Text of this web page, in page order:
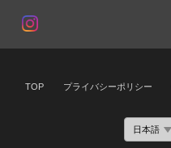
TOP プライバシーポリシー